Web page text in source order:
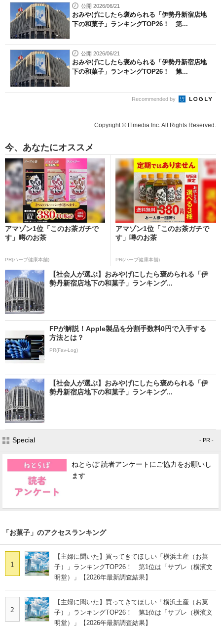
公開 2026/06/21
おみやげにしたら褒められる「伊勢丹新宿店地
下の和菓子」ランキングTOP26！ 第...
公開 2026/06/21
おみやげにしたら褒められる「伊勢丹新宿店地
下の和菓子」ランキングTOP26！ 第...
Recommended by
Copyright © ITmedia Inc. All Rights Reserved.
今、あなたにオススメ
アマゾン1位「このお茶ガチで
す」噂のお茶
PR(ハーブ健康本舗)
アマゾン1位「このお茶ガチで
す」噂のお茶
PR(ハーブ健康本舗)
【社会人が選ぶ】おみやげにしたら褒められる「伊
勢丹新宿店地下の和菓子」ランキング...
FPが解説！Apple製品を分割手数料0円で入手する
方法とは？
PR(Fav-Log)
【社会人が選ぶ】おみやげにしたら褒められる「伊
勢丹新宿店地下の和菓子」ランキング...
Special - PR -
ねとらぼ 読者アンケートにご協力をお願いし
ます
「お菓子」のアクセスランキング
1
【主婦に聞いた】買ってきてほしい「横浜土産（お菓
子）」ランキングTOP26！ 第1位は「サブレ（横濱文
明堂）」【2026年最新調査結果】
2
【主婦に聞いた】買ってきてほしい「横浜土産（お菓
子）」ランキングTOP26！ 第1位は「サブレ（横濱文
明堂）」【2026年最新調査結果】